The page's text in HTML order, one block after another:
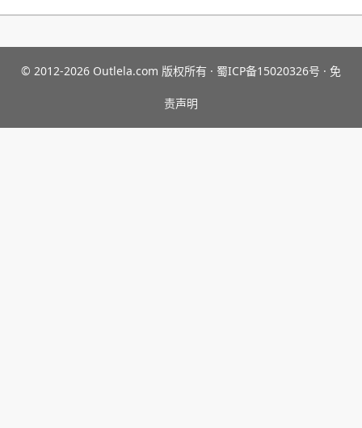
© 2012-2026 Outlela.com 版权所有 · 蜀ICP备15020326号 · 免
责声明